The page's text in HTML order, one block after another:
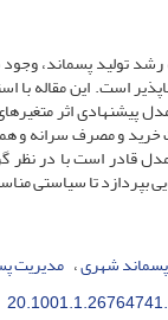
رشد تولید پسماند،
است. این مقاله
پیشنهادی اثر
و مصرف سرانه و
قادر است با در نظر
تا سیاستی
شهری مدیریت